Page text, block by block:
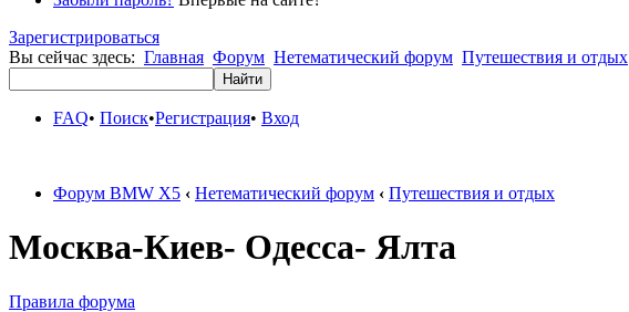
Зарегистрироваться
Вы сейчас здесь: Главная Форум Нетематический форум Путешествия и отдых
FAQ• Поиск•Регистрация• Вход
Форум BMW X5 ‹ Нетематический форум ‹ Путешествия и отдых
Москва-Киев- Одесса- Ялта
Правила форума